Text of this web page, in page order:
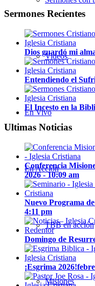
Videos
En Vivo
En Acción
TBB en acción
Misiones
Sermones Recientes
Dios guardó mi
Entendiendo el
El Incesto en la
Ultimas Noticias
Conferencia
2026 - 10:09 am
Nuevo Programa
4:11 pm
Domingo de
¡Esgrima 2026!